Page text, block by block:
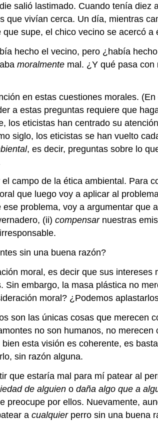
salió lastimado. Cuando tenía
que vivían cerca. Un día, mientras
supe, el chico vecino se acercó a
hecho el vecino, pero ¿había
moralmente mal. ¿Y qué pasa con
en estas cuestiones morales.
a estas preguntas requiere que
los eticistas han centrado su
siglo, los eticistas se han vuelto
, es decir, preguntas sobre lo
campo de la ética ambiental. Para
que luego voy a aplicar al
problema, voy a argumentar
(ii) compensarnuestras
sin una buena razón?
moral, es decir que sus
Sin embargo, la masa plástica no
moral? ¿Podemos
son las únicas cosas que merecen
no son humanos, no
esta visión es coherente, es
sin razón alguna.
que estaría mal para mí patear al
de alguien o daña algo que a
preocupe por ellos. Nuevamente,
a cualquierperro sin una buena